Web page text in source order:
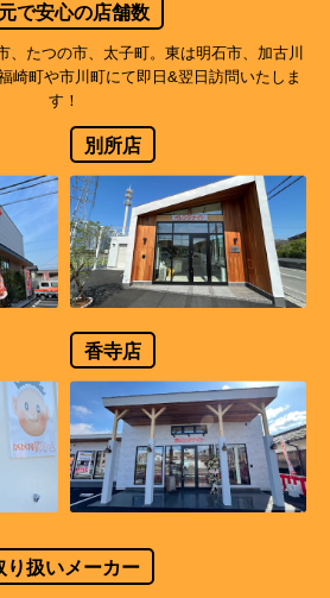
で安心の店舗数
、たつの市、太子町。東は明石市、加古川
崎町や市川町にて即日&翌日訪問いたしま
す！
別所店
香寺店
り扱いメーカー